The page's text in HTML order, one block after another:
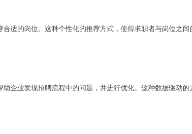
适的岗位。这种个性化的推荐方式，使得求职者与岗位之间
企业发现招聘流程中的问题，并进行优化。这种数据驱动的